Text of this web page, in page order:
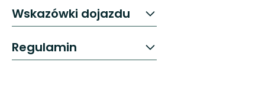
Wskazówki dojazdu
Regulamin